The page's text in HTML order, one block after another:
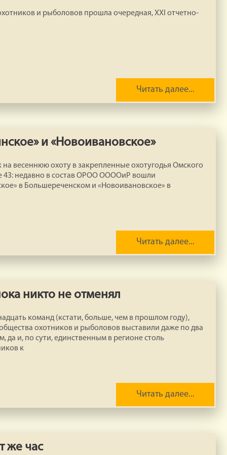
и рыболовов прошла очередная, XXI отчетно-
Читать далее...
и «Новоивановское»
весеннюю охоту в закрепленные охотугодья Омского
43: недавно в состав ОРОО ООООиР вошли
в Большереченском и «Новоивановское» в
Читать далее...
никто не отменял
команд (кстати, больше, чем в прошлом году),
охотников и рыболовов выставили даже по два
да и, по сути, единственным в регионе столь
к
Читать далее...
же час